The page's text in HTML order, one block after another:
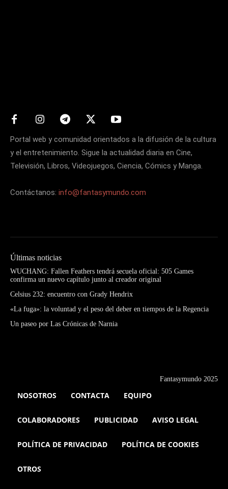
Portal web y comunidad orientados a la difusión de la cultura
y el entretenimiento. Sigue la actualidad diaria en Cine,
Televisión, Libros, Videojuegos, Ciencia, Cómics y Manga.
Contáctanos: info@fantasymundo.com
Últimas noticias
WUCHANG: Fallen Feathers tendrá secuela oficial: 505 Games
confirma un nuevo capítulo junto al creador original
Celsius 232: encuentro con Grady Hendrix
«La fuga»: la voluntad y el peso del deber en tiempos de la Regencia
Un paseo por Las Crónicas de Narnia
Fantasymundo 2025
NOSOTROS CONTACTA EQUIPO
COLABORADORES PUBLICIDAD AVISO LEGAL
POLÍTICA DE PRIVACIDAD POLÍTICA DE COOKIES
OTROS